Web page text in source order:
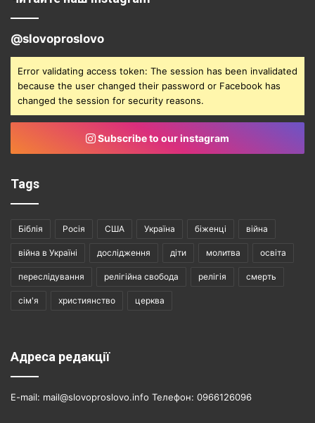
@slovoproslovo
Error validating access token: The session has been invalidated
because the user changed their password or Facebook has
changed the session for security reasons.
Subscribe to our instagram
Tags
Біблія Росія США Україна біженці війна
війна в Україні дослідження діти молитва освіта
переслідування релігійна свобода релігія смерть
сім'я християнство церква
Адреса редакції
E-mail: mail@slovoproslovo.info Телефон: 0966126096